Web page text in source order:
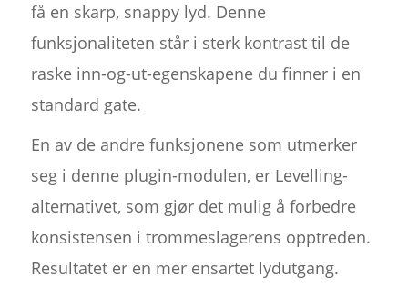
få en skarp, snappy lyd. Denne
funksjonaliteten står i sterk kontrast til de
raske inn-og-ut-egenskapene du finner i en
standard gate.
En av de andre funksjonene som utmerker
seg i denne plugin-modulen, er Levelling-
alternativet, som gjør det mulig å forbedre
konsistensen i trommeslagerens opptreden.
Resultatet er en mer ensartet lydutgang.